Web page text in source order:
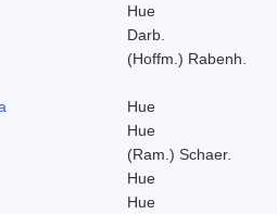
Hue
Darb.
(Hoffm.) Rabenh.
Hue
Hue
(Ram.) Schaer.
Hue
Hue